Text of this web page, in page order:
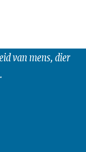
van mens, dier